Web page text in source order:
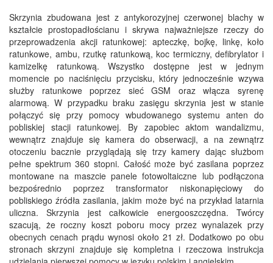
Skrzynia zbudowana jest z antykorozyjnej czerwonej blachy w
kształcie prostopadłościanu i skrywa najważniejsze rzeczy do
przeprowadzenia akcji ratunkowej: apteczkę, bojkę, linkę, koło
ratunkowe, ambu, rzutkę ratunkową, koc termiczny, defibrylator i
kamizelkę ratunkową. Wszystko dostępne jest w jednym
momencie po naciśnięciu przycisku, który jednocześnie wzywa
służby ratunkowe poprzez sieć GSM oraz włącza syrenę
alarmową. W przypadku braku zasięgu skrzynia jest w stanie
połączyć się przy pomocy wbudowanego systemu anten do
pobliskiej stacji ratunkowej. By zapobiec aktom wandalizmu,
wewnątrz znajduje się kamera do obserwacji, a na zewnątrz
otoczeniu bacznie przyglądają się trzy kamery dając służbom
pełne spektrum 360 stopni. Całość może być zasilana poprzez
montowane na maszcie panele fotowoltaiczne lub podłączona
bezpośrednio poprzez transformator niskonapięciowy do
pobliskiego źródła zasilania, jakim może być na przykład latarnia
uliczna. Skrzynia jest całkowicie energooszczędna. Twórcy
szacują, że roczny koszt poboru mocy przez wynalazek przy
obecnych cenach prądu wynosi około 21 zł. Dodatkowo po obu
stronach skrzyni znajduje się kompletna i rzeczowa instrukcja